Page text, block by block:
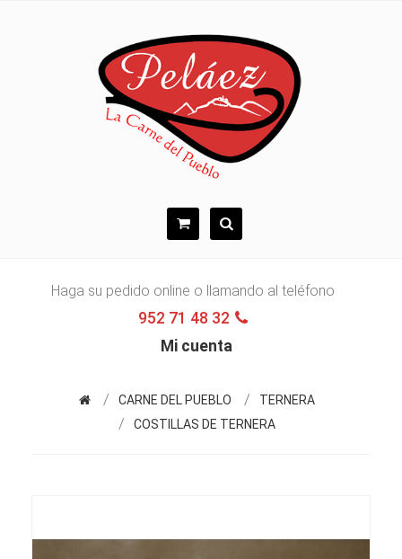
Haga su pedido online o llamando al teléfono
952 71 48 32
Mi cuenta
CARNE DEL PUEBLO
TERNERA
COSTILLAS DE TERNERA